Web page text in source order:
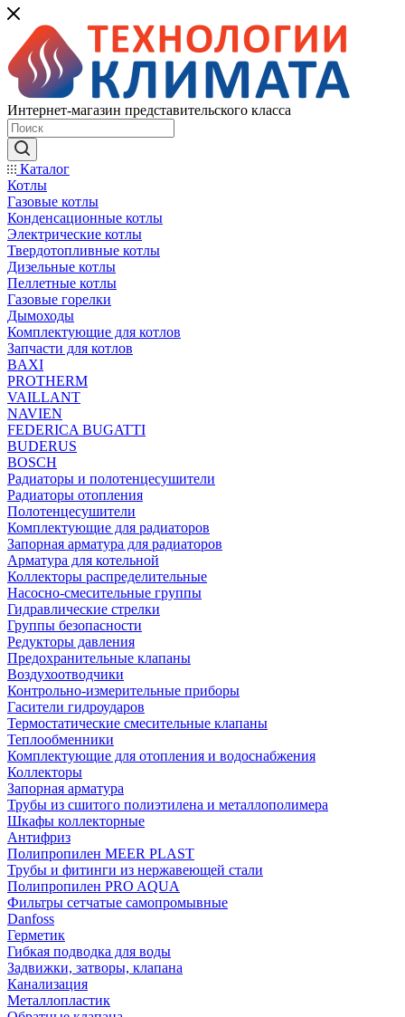
Интернет-магазин представительского класса
Каталог
Котлы
Газовые котлы
Конденсационные котлы
Электрические котлы
Твердотопливные котлы
Дизельные котлы
Пеллетные котлы
Газовые горелки
Дымоходы
Комплектующие для котлов
Запчасти для котлов
BAXI
PROTHERM
VAILLANT
NAVIEN
FEDERICA BUGATTI
BUDERUS
BOSCH
Радиаторы и полотенцесушители
Радиаторы отопления
Полотенцесушители
Комплектующие для радиаторов
Запорная арматура для радиаторов
Арматура для котельной
Коллекторы распределительные
Насосно-смесительные группы
Гидравлические стрелки
Группы безопасности
Редукторы давления
Предохранительные клапаны
Воздухоотводчики
Контрольно-измерительные приборы
Гасители гидроударов
Термостатические смесительные клапаны
Теплообменники
Комплектующие для отопления и водоснабжения
Коллекторы
Запорная арматура
Трубы из сшитого полиэтилена и металлополимера
Шкафы коллекторные
Антифриз
Полипропилен MEER PLAST
Трубы и фитинги из нержавеющей стали
Полипропилен PRO AQUA
Фильтры сетчатые самопромывные
Danfoss
Герметик
Гибкая подводка для воды
Задвижки, затворы, клапана
Канализация
Металлопластик